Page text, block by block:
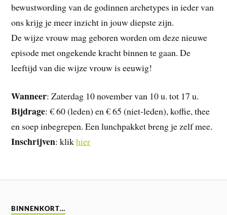
bewustwording van de godinnen archetypes in ieder van
ons krijg je meer inzicht in jouw diepste zijn.
De wijze vrouw mag geboren worden om deze nieuwe
episode met ongekende kracht binnen te gaan. De
leeftijd van die wijze vrouw is eeuwig!
Wanneer: Zaterdag 10 november van 10 u. tot 17 u.
Bijdrage: € 60 (leden) en € 65 (niet-leden), koffie, thee
en soep inbegrepen. Een lunchpakket breng je zelf mee.
Inschrijven: klikhier
BINNENKORT…